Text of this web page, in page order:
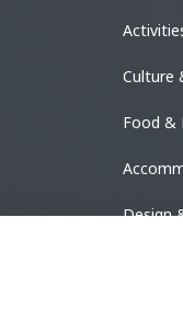
Culture
Food &
Design